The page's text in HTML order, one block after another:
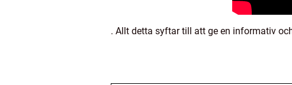
. Allt detta syftar till att ge en informativ